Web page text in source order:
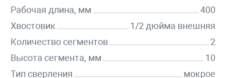
Рабочая длина, мм
400
Хвостовик
1/2 дюйма внешняя
Количество сегментов
2
Высота сегмента, мм
10
Тип сверления
мокрое